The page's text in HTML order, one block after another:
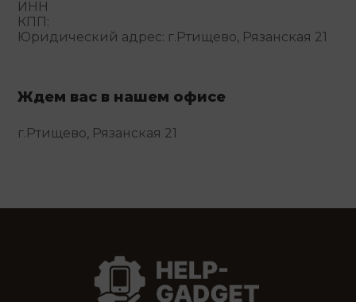
ИНН
КПП:
Юридический адрес: г.Ртищево, Рязанская 21
Ждем вас в нашем офисе
г.Ртищево, Рязанская 21